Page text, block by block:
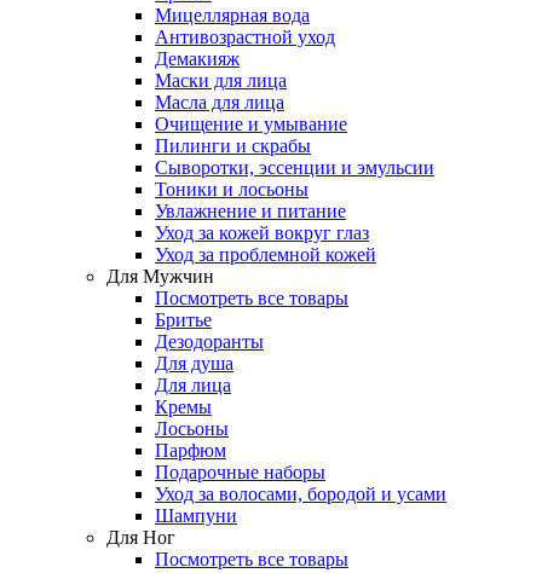
Мицеллярная вода
Антивозрастной уход
Демакияж
Маски для лица
Масла для лица
Очищение и умывание
Пилинги и скрабы
Сыворотки, эссенции и эмульсии
Тоники и лосьоны
Увлажнение и питание
Уход за кожей вокруг глаз
Уход за проблемной кожей
Для Мужчин
Посмотреть все товары
Бритье
Дезодоранты
Для душа
Для лица
Кремы
Лосьоны
Парфюм
Подарочные наборы
Уход за волосами, бородой и усами
Шампуни
Для Ног
Посмотреть все товары